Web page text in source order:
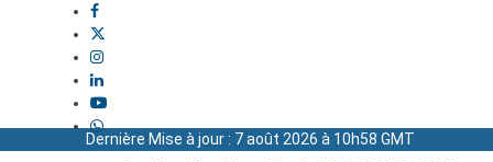
Dernière Mise à jour : 7 août 2026 à 10h58 GMT